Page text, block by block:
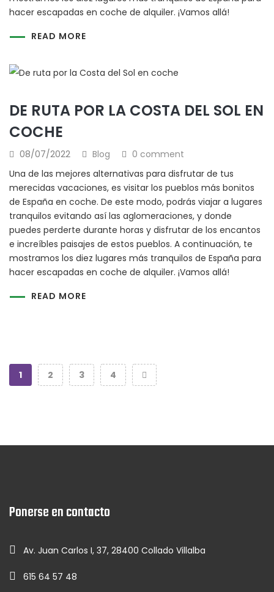
hacer escapadas en coche de alquiler. ¡Vamos allá!
READ MORE
DE RUTA POR LA COSTA DEL SOL EN
COCHE
08/07/2022 Blog
0 comment
Una de las mejores alternativas para disfrutar de tus
merecidas vacaciones, es visitar los pueblos más bonitos
de España en coche. De este modo, podrás viajar a lugares
tranquilos evitando así las aglomeraciones, y donde
puedes perderte durante horas y disfrutar de los encantos
e increíbles paisajes de estos pueblos. A continuación, te
mostramos los diez lugares más tranquilos de España para
hacer escapadas en coche de alquiler. ¡Vamos allá!
READ MORE
1 2 3 4
Ponerse en contacto
Av. Juan Carlos I, 37, 28400 Collado Villalba
615 64 57 48